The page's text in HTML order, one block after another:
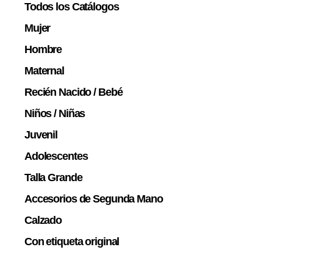
Todos los Catálogos
Mujer
Hombre
Maternal
Recién Nacido / Bebé
Niños / Niñas
Juvenil
Adolescentes
Talla Grande
Accesorios de Segunda Mano
Calzado
Con etiqueta original